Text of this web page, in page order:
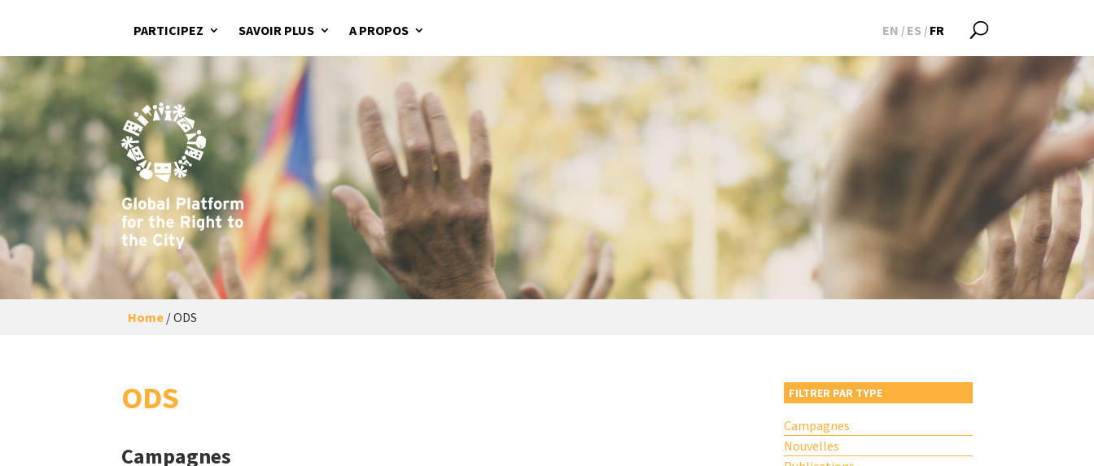
PARTICIPEZ SAVOIR PLUS A PROPOS EN ES FR
Home /ODS
ODS
Campagnes
FILTRER PAR TYPE
Campagnes
Nouvelles